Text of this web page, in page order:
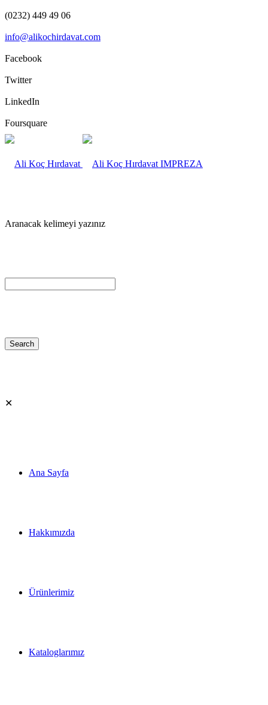
(0232) 449 49 06
info@alikochirdavat.com
Facebook
Twitter
LinkedIn
Foursquare
IMPREZA
Aranacak kelimeyi yazınız
✕
Ana Sayfa
Hakkımızda
Ürünlerimiz
Kataloglarımız